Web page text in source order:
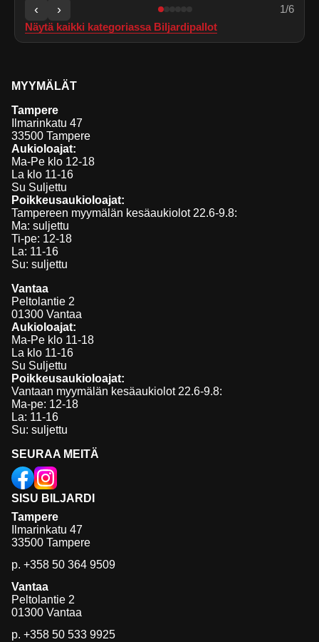
‹ › 1/6
Näytä kaikki kategoriassa Biljardipallot
SISU BILJARDI
Tampere
Ilmarinkatu 47
33500 Tampere
p. +358 50 364 9509
Vantaa
Peltolantie 2
01300 Vantaa
p. +358 50 533 9925
SEURAA MEITÄ
MYYMÄLÄT
Tampere
Ilmarinkatu 47
33500 Tampere
Aukioloajat:
Ma-Pe klo 12-18
La klo 11-16
Su Suljettu
Poikkeusaukioloajat:
Tampereen myymälän kesäaukiolot 22.6-9.8:
Ma: suljettu
Ti-pe: 12-18
La: 11-16
Su: suljettu
Vantaa
Peltolantie 2
01300 Vantaa
Aukioloajat:
Ma-Pe klo 11-18
La klo 11-16
Su Suljettu
Poikkeusaukioloajat:
Vantaan myymälän kesäaukiolot 22.6-9.8:
Ma-pe: 12-18
La: 11-16
Su: suljettu